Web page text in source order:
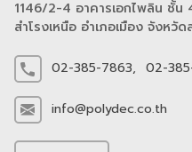
1146/2-4 อาคารเอกไพลิน ชั้
สำโรงเหนือ อำเภอเมือง จังหวั
02-385-7863, 02-
info@polydec.co.th